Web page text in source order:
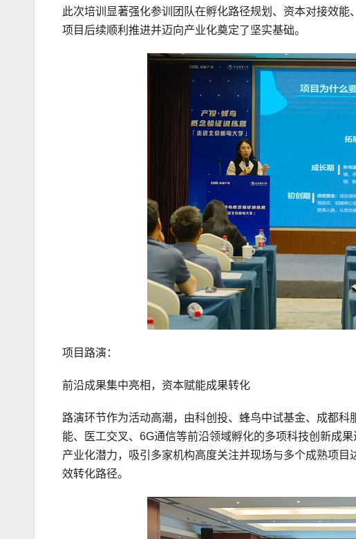
此次培训显著强化参训团队在孵化路径规划、资本对接效
项目后续顺利推进并迈向产业化奠定了坚实基础。
项目路演：
前沿成果集中亮相，资本赋能成果转化
路演环节作为活动高潮，由科创投、蜂鸟中试基金、成都
能、医工交叉、6G通信等前沿领域孵化的多项科技创新成
产业化潜力，吸引多家机构高度关注并现场与多个成熟项目
效转化路径。